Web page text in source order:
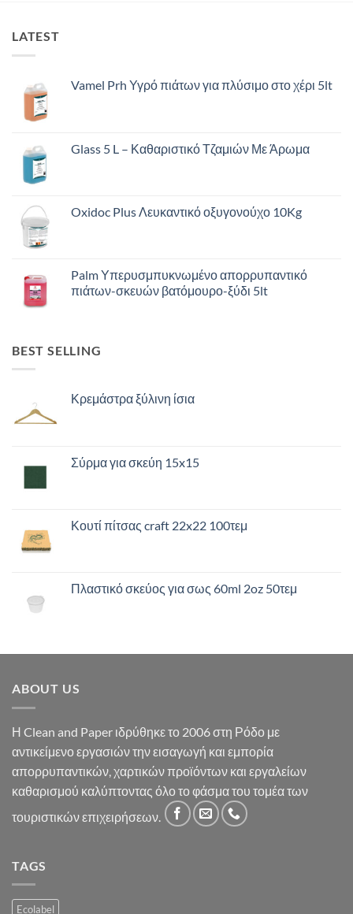
LATEST
Vamel Prh Υγρό πιάτων για πλύσιμο στο χέρι 5lt
Glass 5 L – Καθαριστικό Τζαμιών Με Άρωμα
Oxidoc Plus Λευκαντικό οξυγονούχο 10Kg
Palm Υπερυσμπυκνωμένο απορρυπαντικό
πιάτων-σκευών βατόμουρο-ξύδι 5lt
BEST SELLING
Κρεμάστρα ξύλινη ίσια
Σύρμα για σκεύη 15x15
Κουτί πίτσας craft 22x22 100τεμ
Πλαστικό σκεύος για σως 60ml 2oz 50τεμ
ABOUT US
Η Clean and Paper ιδρύθηκε το 2006 στη Ρόδο με
αντικείμενο εργασιών την εισαγωγή και εμπορία
απορρυπαντικών, χαρτικών προϊόντων και εργαλείων
καθαρισμού καλύπτοντας όλο το φάσμα του τομέα των
τουριστικών επιχειρήσεων.
TAGS
Ecolabel